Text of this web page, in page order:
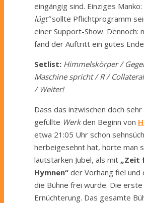
eingängig sind. Einziges Manko:
lügt“sollte Pflichtprogramm
einer Support-Show. Dennoch:
fand der Auftritt ein gutes
Setlist: Himmelskörper /
Maschine spricht / R /
/ Weiter!
Dass das inzwischen doch
gefüllte Werkden Beginn von
etwa 21:05 Uhr schon
herbeigesehnt hat, hörte man
lautstarken Jubel, als mit „Zeit
Hymnen“ der Vorhang fiel und
die Bühne frei wurde. Die erste
Ernüchterung. Das gesamte